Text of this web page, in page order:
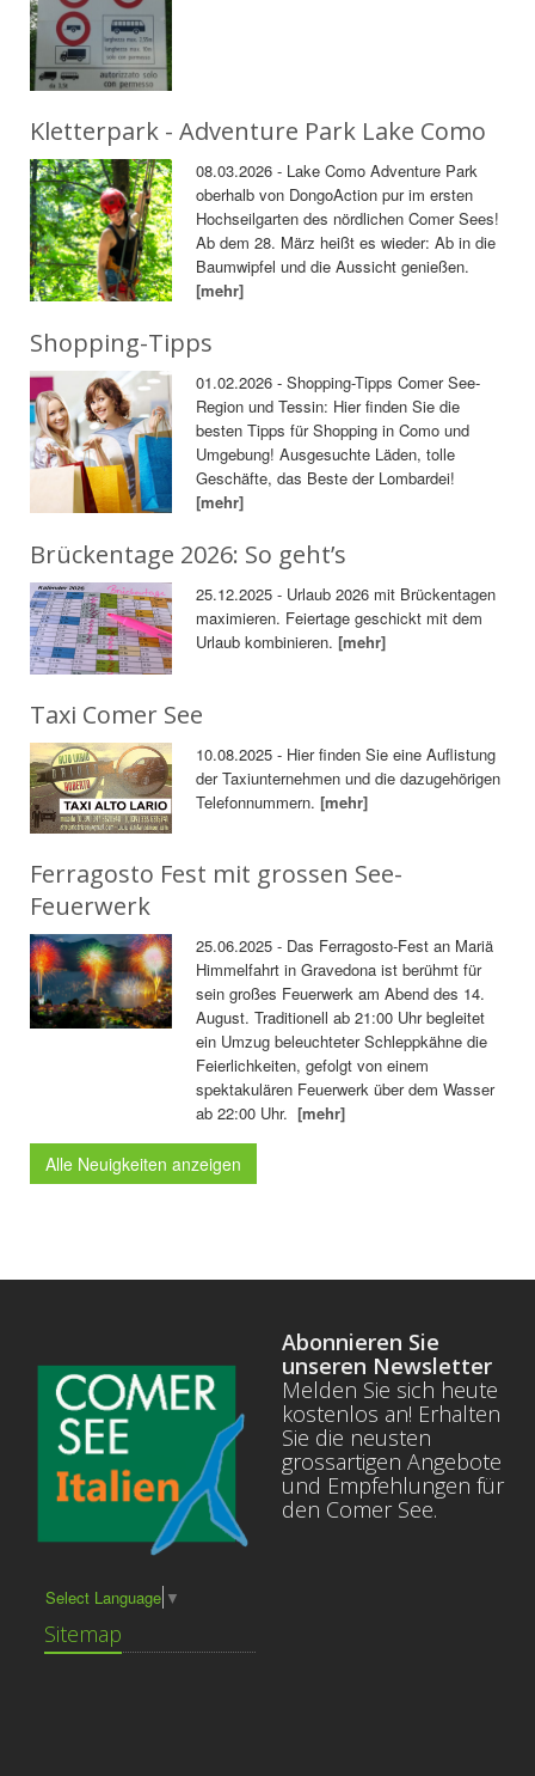
Kletterpark - Adventure Park Lake Como
08.03.2026 - Lake Como Adventure Park
oberhalb von DongoAction pur im ersten
Hochseilgarten des nördlichen Comer Sees!
Ab dem 28. März heißt es wieder: Ab in die
Baumwipfel und die Aussicht genießen.
[mehr]
Shopping-Tipps
01.02.2026 - Shopping-Tipps Comer See-
Region und Tessin: Hier finden Sie die
besten Tipps für Shopping in Como und
Umgebung! Ausgesuchte Läden, tolle
Geschäfte, das Beste der Lombardei!
[mehr]
Brückentage 2026: So geht’s
25.12.2025 - Urlaub 2026 mit Brückentagen
maximieren. Feiertage geschickt mit dem
Urlaub kombinieren.[mehr]
Taxi Comer See
10.08.2025 - Hier finden Sie eine Auflistung
der Taxiunternehmen und die dazugehörigen
Telefonnummern.[mehr]
Ferragosto Fest mit grossen See-
Feuerwerk
25.06.2025 - Das Ferragosto-Fest an Mariä
Himmelfahrt in Gravedona ist berühmt für
sein großes Feuerwerk am Abend des 14.
August. Traditionell ab 21:00 Uhr begleitet
ein Umzug beleuchteter Schleppkähne die
Feierlichkeiten, gefolgt von einem
spektakulären Feuerwerk über dem Wasser
ab 22:00 Uhr.[mehr]
Alle Neuigkeiten anzeigen
Select Language ▼
Sitemap
Abonnieren Sie
unseren Newsletter
Melden Sie sich heute
kostenlos an! Erhalten
Sie die neusten
grossartigen Angebote
und Empfehlungen für
den Comer See.